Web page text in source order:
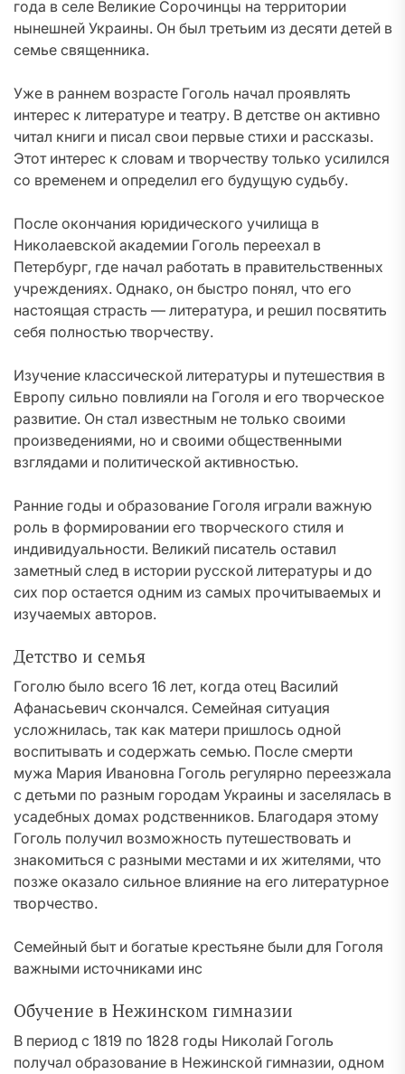
года в селе Великие Сорочинцы на территории
нынешней Украины. Он был третьим из десяти детей в
семье священника.
Уже в раннем возрасте Гоголь начал проявлять
интерес к литературе и театру. В детстве он активно
читал книги и писал свои первые стихи и рассказы.
Этот интерес к словам и творчеству только усилился
со временем и определил его будущую судьбу.
После окончания юридического училища в
Николаевской академии Гоголь переехал в
Петербург, где начал работать в правительственных
учреждениях. Однако, он быстро понял, что его
настоящая страсть — литература, и решил посвятить
себя полностью творчеству.
Изучение классической литературы и путешествия в
Европу сильно повлияли на Гоголя и его творческое
развитие. Он стал известным не только своими
произведениями, но и своими общественными
взглядами и политической активностью.
Ранние годы и образование Гоголя играли важную
роль в формировании его творческого стиля и
индивидуальности. Великий писатель оставил
заметный след в истории русской литературы и до
сих пор остается одним из самых прочитываемых и
изучаемых авторов.
Детство и семья
Гоголю было всего 16 лет, когда отец Василий
Афанасьевич скончался. Семейная ситуация
усложнилась, так как матери пришлось одной
воспитывать и содержать семью. После смерти
мужа Мария Ивановна Гоголь регулярно переезжала
с детьми по разным городам Украины и заселялась в
усадебных домах родственников. Благодаря этому
Гоголь получил возможность путешествовать и
знакомиться с разными местами и их жителями, что
позже оказало сильное влияние на его литературное
творчество.
Семейный быт и богатые крестьяне были для Гоголя
важными источниками инс
Обучение в Нежинском гимназии
В период с 1819 по 1828 годы Николай Гоголь
получал образование в Нежинской гимназии, одном